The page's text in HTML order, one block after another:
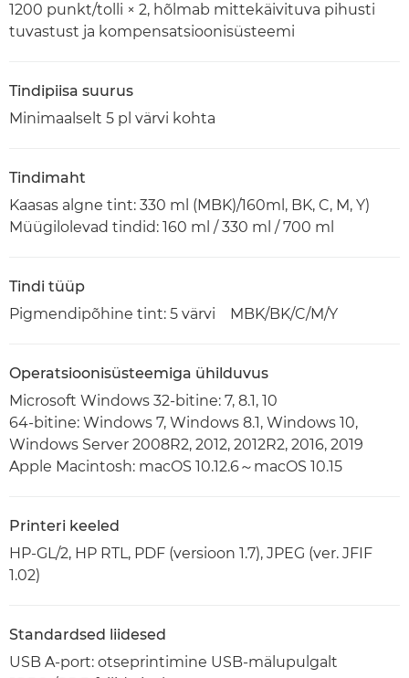
1200 punkt/tolli × 2, hõlmab mittekäivituva pihusti
tuvastust ja kompensatsioonisüsteemi
Tindipiisa suurus
Minimaalselt 5 pl värvi kohta
Tindimaht
Kaasas algne tint: 330 ml (MBK)/160ml, BK, C, M, Y)
Müügilolevad tindid: 160 ml / 330 ml / 700 ml
Tindi tüüp
Pigmendipõhine tint: 5 värvi MBK/BK/C/M/Y
Operatsioonisüsteemiga ühilduvus
Microsoft Windows 32-bitine: 7, 8.1, 10
64-bitine: Windows 7, Windows 8.1, Windows 10,
Windows Server 2008R2, 2012, 2012R2, 2016, 2019
Apple Macintosh: macOS 10.12.6～macOS 10.15
Printeri keeled
HP-GL/2, HP RTL, PDF (versioon 1.7), JPEG (ver. JFIF
1.02)
Standardsed liidesed
USB A-port: otseprintimine USB-mälupulgalt